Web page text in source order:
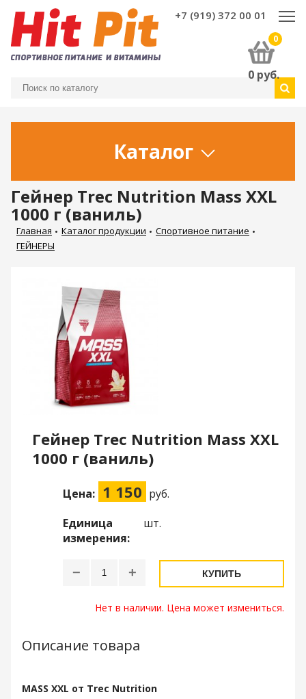
0
0 руб.
+7 (919) 372 00 01
Каталог
Гейнер Trec Nutrition Mass XXL
1000 г (ваниль)
Главная Каталог продукции
Спортивное питание
ГЕЙНЕРЫ
Гейнер Trec Nutrition Mass XXL
1000 г (ваниль)
Цена: 1 150 руб.
Единица
измерения:
шт.
− + КУПИТЬ
Нет в наличии. Цена может измениться.
Описание товара
MASS XXL от Trec Nutrition